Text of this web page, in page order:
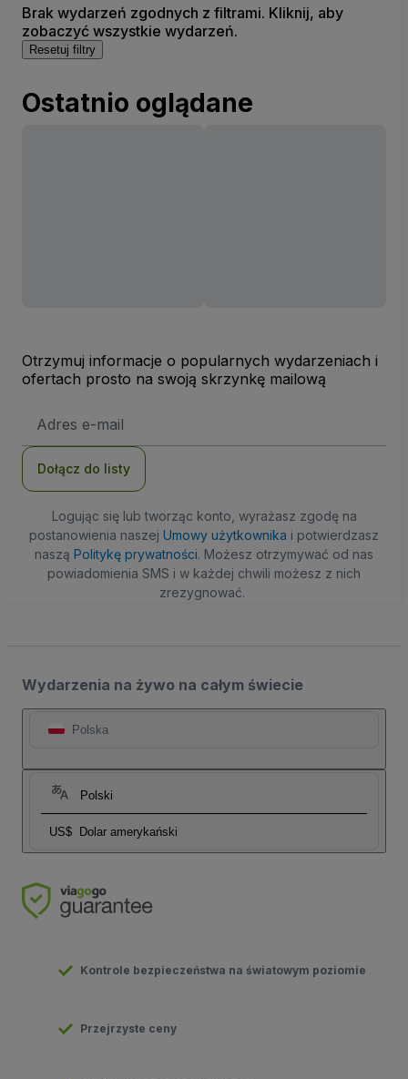
Brak wydarzeń zgodnych z filtrami. Kliknij, aby
zobaczyć wszystkie wydarzeń.
Resetuj filtry
Ostatnio oglądane
Otrzymuj informacje o popularnych wydarzeniach i
ofertach prosto na swoją skrzynkę mailową
e-
Dołącz do listy
Logując się lub tworząc konto, wyrażasz zgodę na
postanowienia naszej Umowy użytkownika i potwierdzasz
naszą Politykę prywatności. Możesz otrzymywać od nas
powiadomienia SMS i w każdej chwili możesz z nich
zrezygnować.
Wydarzenia na żywo na całym świecie
Polska
Polski
US$ Dolar amerykański
Kontrole bezpieczeństwa na światowym poziomie
Przejrzyste ceny